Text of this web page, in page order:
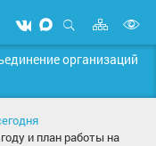
Мы
вконтакте
Мы
в
MAX
Открыть
поиск
Карта
сайта
организаций
и план работы на